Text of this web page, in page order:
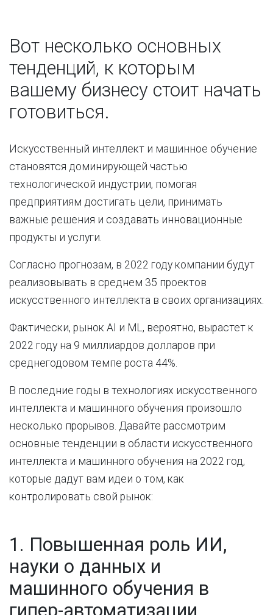
Вот несколько основных
тенденций, к которым
вашему бизнесу стоит начать
готовиться.
Искусственный интеллект и машинное обучение
становятся доминирующей частью
технологической индустрии, помогая
предприятиям достигать цели, принимать
важные решения и создавать инновационные
продукты и услуги.
Согласно прогнозам, в 2022 году компании будут
реализовывать в среднем 35 проектов
искусственного интеллекта в своих организациях.
Фактически, рынок AI и ML, вероятно, вырастет к
2022 году на 9 миллиардов долларов при
среднегодовом темпе роста 44%.
В последние годы в технологиях искусственного
интеллекта и машинного обучения произошло
несколько прорывов. Давайте рассмотрим
основные тенденции в области искусственного
интеллекта и машинного обучения на 2022 год,
которые дадут вам идеи о том, как
контролировать свой рынок:
1. Повышенная роль ИИ,
науки о данных и
машинного обучения в
гипер-автоматизации